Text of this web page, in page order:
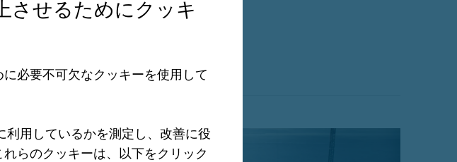
させるためにクッキ
必要不可欠なクッキーを使用して
利用しているかを測定し、改善に役
らのクッキーは、以下をクリック